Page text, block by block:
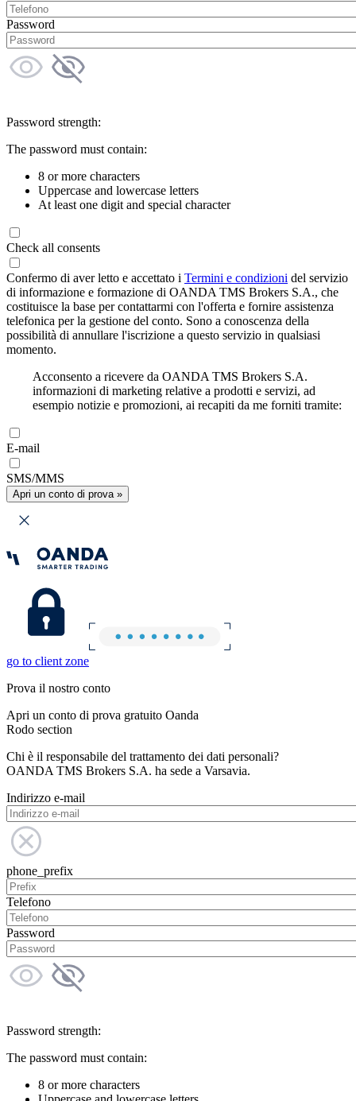
Password
Password strength:
The password must contain:
8 or more characters
Uppercase and lowercase letters
At least one digit and special character
Check all consents
Confermo di aver letto e accettato i Termini e condizioni del servizio
di informazione e formazione di OANDA TMS Brokers S.A., che
costituisce la base per contattarmi con l'offerta e fornire assistenza
telefonica per la gestione del conto. Sono a conoscenza della
possibilità di annullare l'iscrizione a questo servizio in qualsiasi
momento.
Acconsento a ricevere da OANDA TMS Brokers S.A.
informazioni di marketing relative a prodotti e servizi, ad
esempio notizie e promozioni, ai recapiti da me forniti tramite:
E-mail
SMS/MMS
Apri un conto di prova »
go to client zone
Prova il nostro conto
Apri un conto di prova gratuito Oanda
Rodo section
Chi è il responsabile del trattamento dei dati personali?
OANDA TMS Brokers S.A. ha sede a Varsavia.
Indirizzo e-mail
phone_prefix
Telefono
Password
Password strength:
The password must contain:
8 or more characters